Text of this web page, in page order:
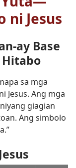
ni Jesus
ay Base
Hitabo
sa mga
Jesus. Ang mga
giagian
Ang simbolo